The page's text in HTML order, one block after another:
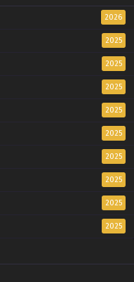
2026
2025
2025
2025
2025
2025
2025
2025
2025
2025